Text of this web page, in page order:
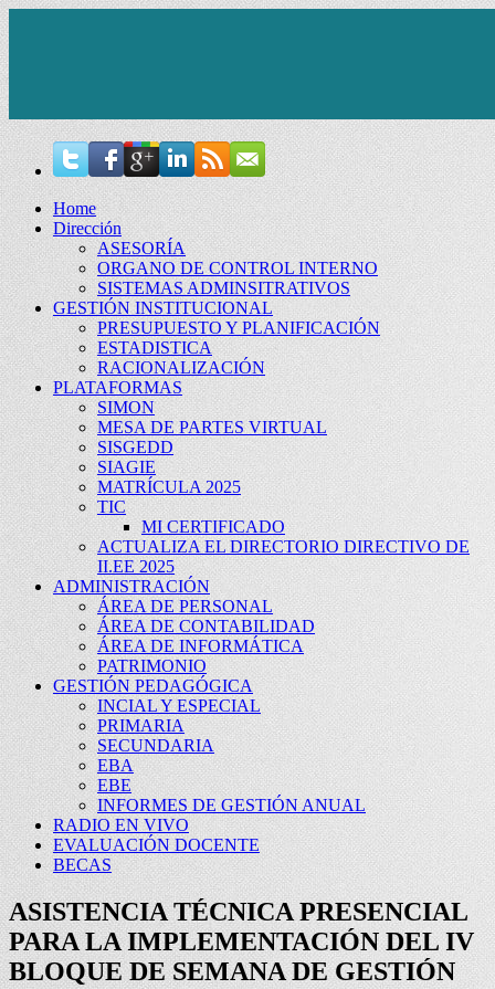
Home
Dirección
ASESORÍA
ORGANO DE CONTROL INTERNO
SISTEMAS ADMINSITRATIVOS
GESTIÓN INSTITUCIONAL
PRESUPUESTO Y PLANIFICACIÓN
ESTADISTICA
RACIONALIZACIÓN
PLATAFORMAS
SIMON
MESA DE PARTES VIRTUAL
SISGEDD
SIAGIE
MATRÍCULA 2025
TIC
MI CERTIFICADO
ACTUALIZA EL DIRECTORIO DIRECTIVO DE
II.EE 2025
ADMINISTRACIÓN
ÁREA DE PERSONAL
ÁREA DE CONTABILIDAD
ÁREA DE INFORMÁTICA
PATRIMONIO
GESTIÓN PEDAGÓGICA
INCIAL Y ESPECIAL
PRIMARIA
SECUNDARIA
EBA
EBE
INFORMES DE GESTIÓN ANUAL
RADIO EN VIVO
EVALUACIÓN DOCENTE
BECAS
ASISTENCIA TÉCNICA PRESENCIAL
PARA LA IMPLEMENTACIÓN DEL IV
BLOQUE DE SEMANA DE GESTIÓN